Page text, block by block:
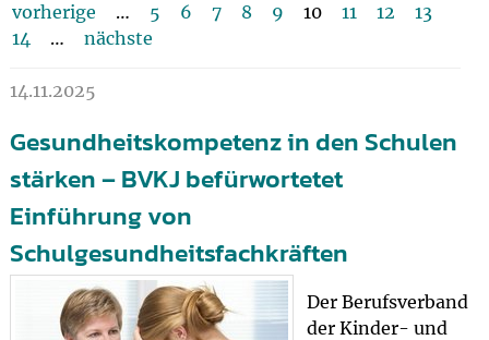
vorherige … 5 6 7 8 9 10 11 12
13
14
… nächste
14.11.2025
Gesundheitskompetenz in den Schulen
stärken – BVKJ befürwortetet
Einführung von
Schulgesundheitsfachkräften
Der Berufsverband
der Kinder- und